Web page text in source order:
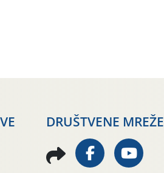
DRUŠTVENE MREŽE